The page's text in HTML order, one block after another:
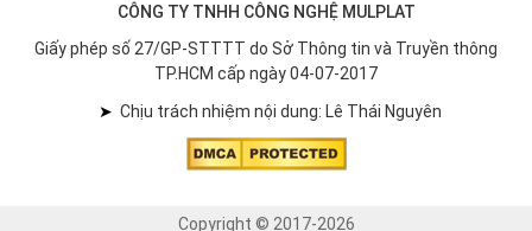
CÔNG TY TNHH CÔNG NGHỆ MULPLAT
Giấy phép số 27/GP-STTTT do Sở Thông tin và Truyền thông
TP.HCM cấp ngày 04-07-2017
➤ Chịu trách nhiệm nội dung: Lê Thái Nguyên
Copyright © 2017-2026